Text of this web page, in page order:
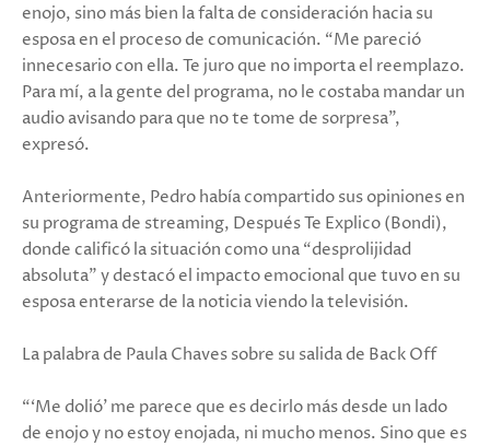
enojo, sino más bien la falta de consideración hacia su
esposa en el proceso de comunicación. “Me pareció
innecesario con ella. Te juro que no importa el reemplazo.
Para mí, a la gente del programa, no le costaba mandar un
audio avisando para que no te tome de sorpresa”,
expresó.
Anteriormente, Pedro había compartido sus opiniones en
su programa de streaming, Después Te Explico (Bondi),
donde calificó la situación como una “desprolijidad
absoluta” y destacó el impacto emocional que tuvo en su
esposa enterarse de la noticia viendo la televisión.
La palabra de Paula Chaves sobre su salida de Back Off
“‘Me dolió' me parece que es decirlo más desde un lado
de enojo y no estoy enojada, ni mucho menos. Sino que es